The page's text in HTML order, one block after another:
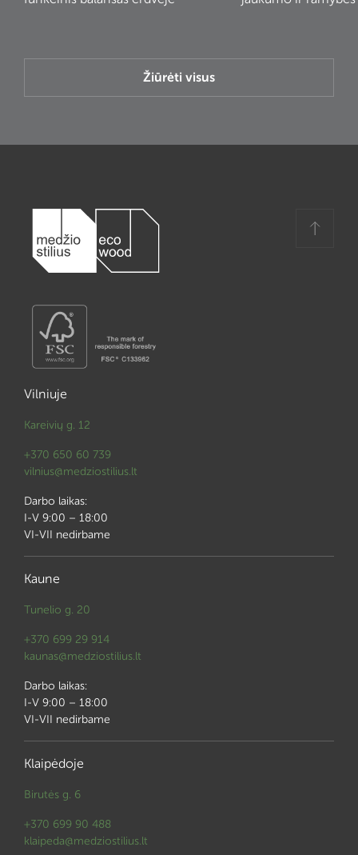
Žiūrėti visus
Vilniuje
Kareivių g. 12
+370 650 60 739
vilnius@medziostilius.lt
Darbo laikas:
I-V 9:00 – 18:00
VI-VII nedirbame
Kaune
Tunelio g. 20
+370 699 29 914
kaunas@medziostilius.lt
Darbo laikas:
I-V 9:00 – 18:00
VI-VII nedirbame
Klaipėdoje
Birutės g. 6
+370 699 90 488
klaipeda@medziostilius.lt